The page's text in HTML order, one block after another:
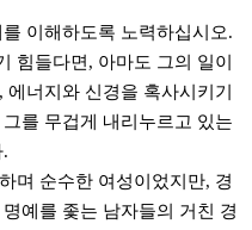
이해하도록 노력하십시오.
힘들다면, 아마도 그의 일이
너지와 신경을 혹사시키기
를 무겁게 내리누르고 있는
며 순수한 여성이었지만, 경
예를 좇는 남자들의 거친 경